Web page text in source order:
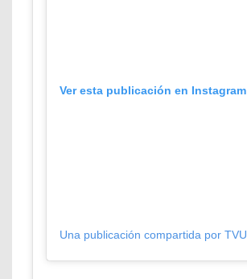
Ver esta publicación en Instagram